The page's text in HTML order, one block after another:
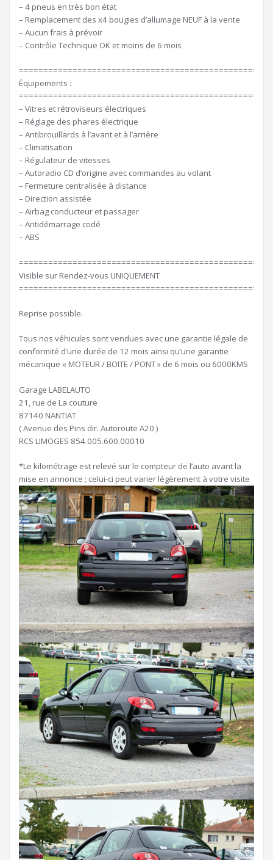
– 4 pneus en très bon état
– Remplacement des x4 bougies d’allumage NEUF à la vente
– Aucun frais à prévoir
– Contrôle Technique OK et moins de 6 mois
Équipements :
– Vitres et rétroviseurs électriques
– Réglage des phares électrique
– Antibrouillards à l’avant et à l’arrière
– Climatisation
– Régulateur de vitesses
– Autoradio CD d’origine avec commandes au volant
– Fermeture centralisée à distance
– Direction assistée
– Airbag conducteur et passager
– Antidémarrage codé
– ABS
Visible sur Rendez-vous UNIQUEMENT
Reprise possible.
Tous nos véhicules sont vendues avec une garantie légale de
conformité d’une durée de 12 mois ainsi qu’une garantie
mécanique « MOTEUR / BOITE / PONT » de 6 mois ou 6000KMS
Garage LABELAUTO
21, rue de La couture
87140 NANTIAT
( Avenue des Pins dir. Autoroute A20 )
RCS LIMOGES 854.005.600.00010
*Le kilométrage est relevé sur le compteur de l’auto avant la
mise en annonce ; celui-ci peut varier légèrement à votre visite